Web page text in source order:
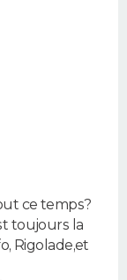
ce temps?
toujours la
Rigolade,et